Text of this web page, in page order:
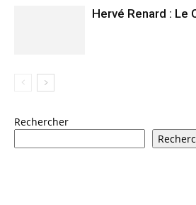
Hervé Renard : Le
Rechercher